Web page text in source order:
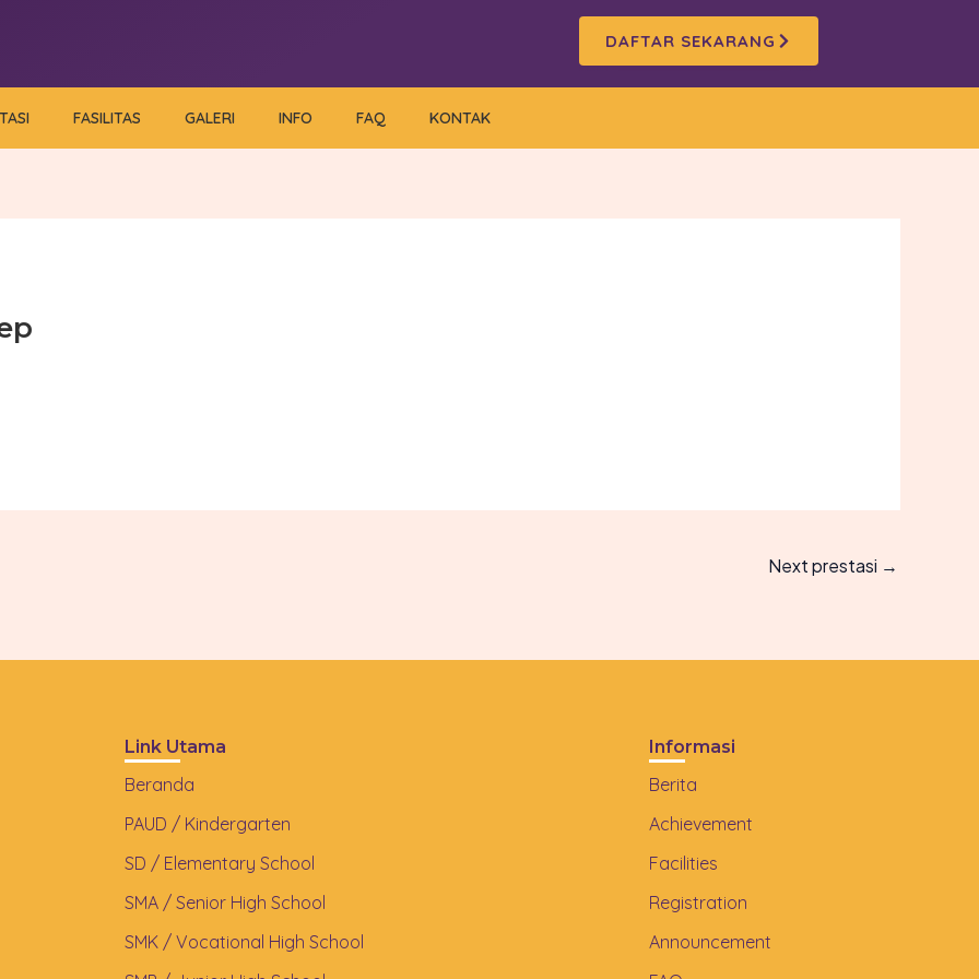
DAFTAR SEKARANG
FASILITAS GALERI INFO FAQ KONTAK
Next prestasi →
Link Utama
Beranda
PAUD / Kindergarten
SD / Elementary School
SMA / Senior High School
SMK / Vocational High School
Informasi
Berita
Achievement
Facilities
Registration
Announcement